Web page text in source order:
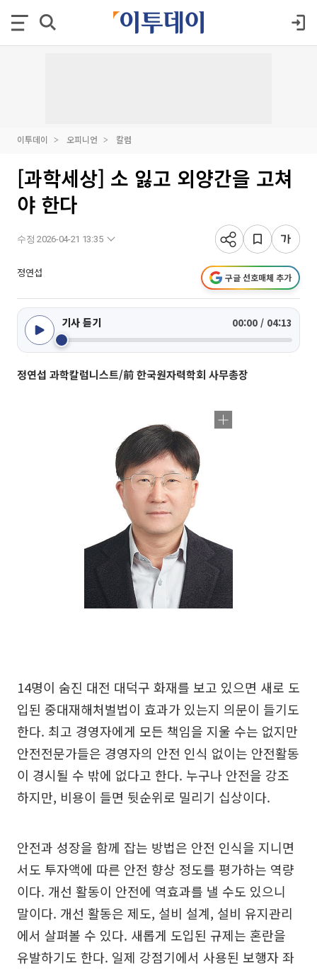
이투데이 오피니언 칼럼
[과학세상] 소 잃고 외양간을 고쳐
야 한다
수정 2026-04-21 13:35
정연섭 구글 선호매체 추가
기사 듣기 00:00 / 04:13
정연섭 과학칼럼니스트/前 한국원자력학회 사무총장
14명이 숨진 대전 대덕구 화재를 보고 있으면 새로 도
입된 중대재해처벌법이 효과가 있는지 의문이 들기도
한다. 최고 경영자에게 모든 책임을 지울 수는 없지만
안전전문가들은 경영자의 안전 인식 없이는 안전활동
이 경시될 수 밖에 없다고 한다. 누구나 안전을 강조
하지만, 비용이 들면 뒷순위로 밀리기 십상이다.
안전과 성장을 함께 잡는 방법은 안전 인식을 지니면
서도 투자액에 따른 안전 향상 정도를 평가하는 역량
이다. 개선 활동이 안전에 역효과를 낼 수도 있으니
말이다. 개선 활동은 제도, 설비 설계, 설비 유지관리
에서 살펴볼 수 있다. 새롭게 도입된 규제는 혼란을
유발하기도 한다. 일제 강점기에서 사용된 보행자 좌